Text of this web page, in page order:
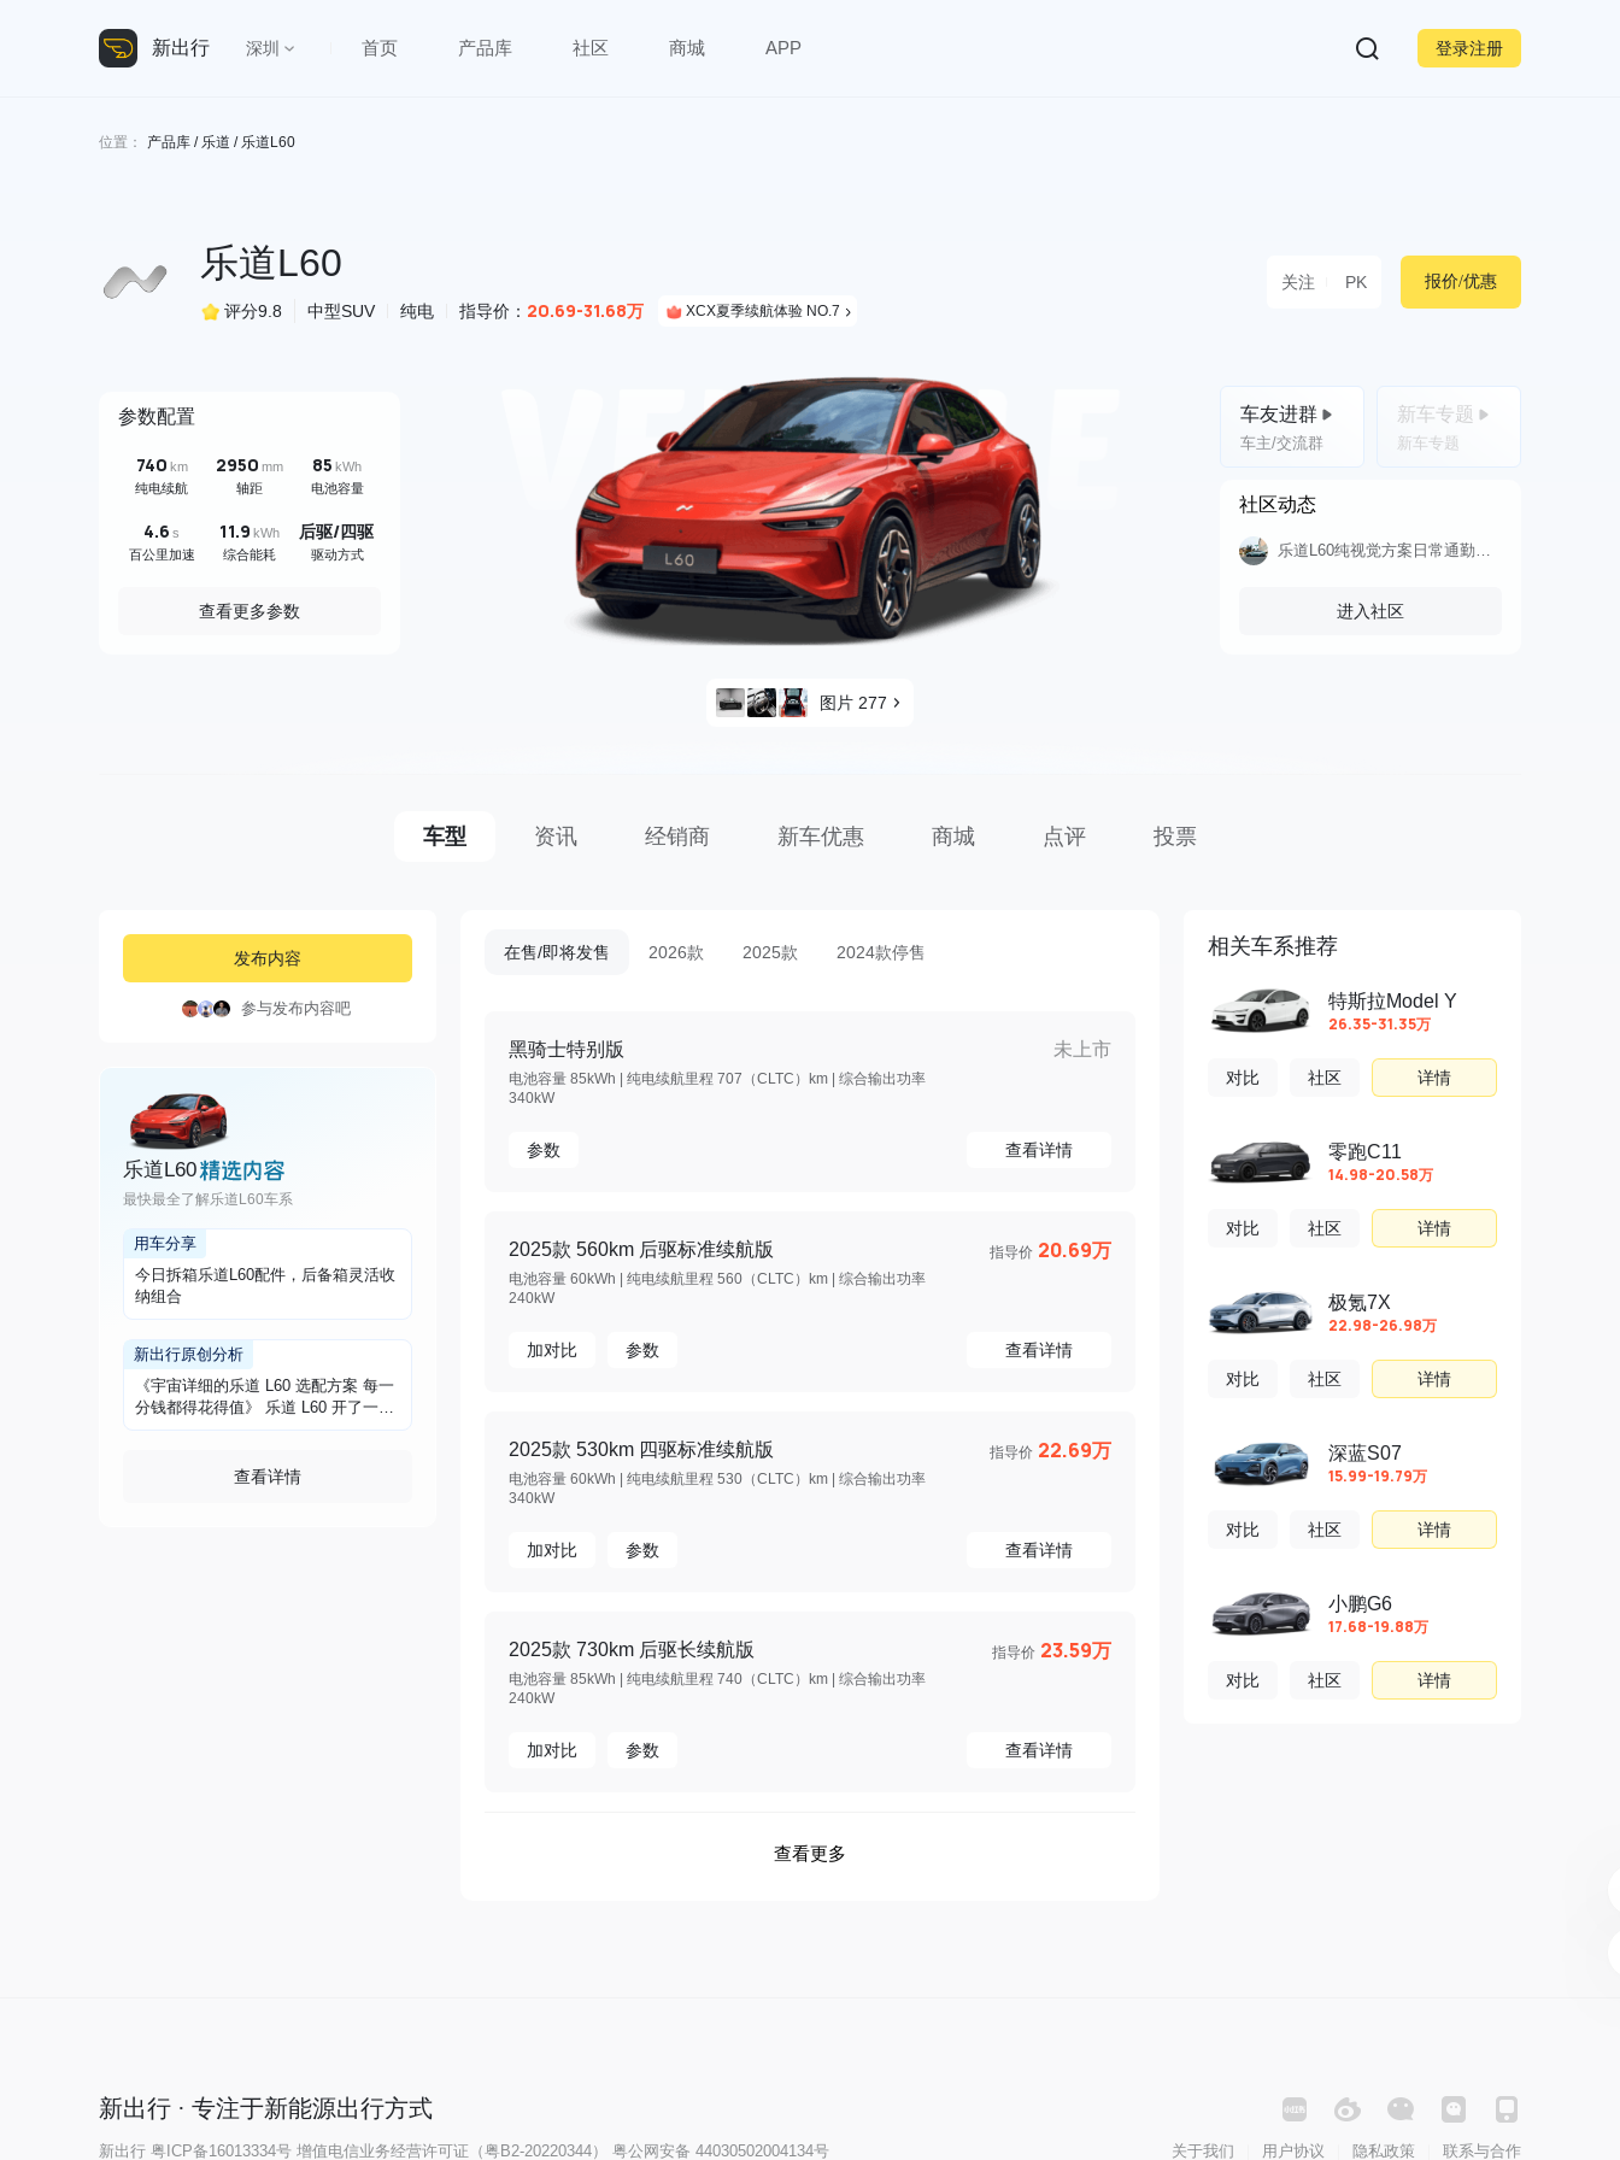
新出行 深圳 首页 产品库 社区 商城 APP 登录注册
位置： 产品库 / 乐道 / 乐道L60
乐道L60
评分9.8 中型SUV 纯电 指导价： 20.69-31.68万
XCX夏季续航体验 NO.7
关注 PK 报价/优惠
参数配置
740 km
纯电续航
2950 mm
轴距
85 kWh
电池容量
4.6 s
百公里加速
11.9 kWh
综合能耗
后驱/四驱
驱动方式
查看更多参数
车友进群
车主/交流群
新车专题
新车专题
社区动态
乐道L60纯视觉方案日常通勤智驾实测，全程10公里一镜到底，无剪辑，全程无接管，智驾能力真的起来了，感谢蔚来高阶模型下放！
进入社区
图片 277
车型 资讯 经销商 新车优惠 商城 点评 投票
发布内容
参与发布内容吧
乐道L60
最快最全了解乐道L60车系
用车分享
今日拆箱乐道L60配件，后备箱灵活收
纳组合
新出行原创分析
《宇宙详细的乐道 L60 选配方案 每一
分钱都得花得值》 乐道 L60 开了一个
月了，颇多感受。也许这正正是当
如果是家庭用车的话，建议选择比较
保守的颜色，例如银色和黑色，耐
看，而且容易打理。白色车漆的裙边
查看详情
在售/即将发售 2026款 2025款 2024款停售
黑骑士特别版 未上市
电池容量 85kWh | 纯电续航里程 707（CLTC）km | 综合输出功率
340kW
参数 查看详情
2025款 560km 后驱标准续航版 指导价 20.69万
电池容量 60kWh | 纯电续航里程 560（CLTC）km | 综合输出功率
240kW
加对比 参数 查看详情
2025款 530km 四驱标准续航版 指导价 22.69万
电池容量 60kWh | 纯电续航里程 530（CLTC）km | 综合输出功率
340kW
加对比 参数 查看详情
2025款 730km 后驱长续航版 指导价 23.59万
电池容量 85kWh | 纯电续航里程 740（CLTC）km | 综合输出功率
240kW
加对比 参数 查看详情
查看更多
相关车系推荐
特斯拉Model Y
26.35-31.35万
对比 社区 详情
零跑C11
14.98-20.58万
对比 社区 详情
极氪7X
22.98-26.98万
对比 社区 详情
深蓝S07
15.99-19.79万
对比 社区 详情
小鹏G6
17.68-19.88万
对比 社区 详情
新出行 · 专注于新能源出行方式
新出行 粤ICP备16013334号 增值电信业务经营许可证（粤B2-20220344） 粤公网安备 44030502004134号 关于我们 用户协议 隐私政策 联系与合作